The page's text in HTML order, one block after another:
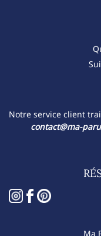
Notre service client
contact@ma-
Ma